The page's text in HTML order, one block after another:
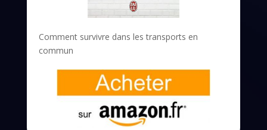
Comment survivre dans les transports en
commun